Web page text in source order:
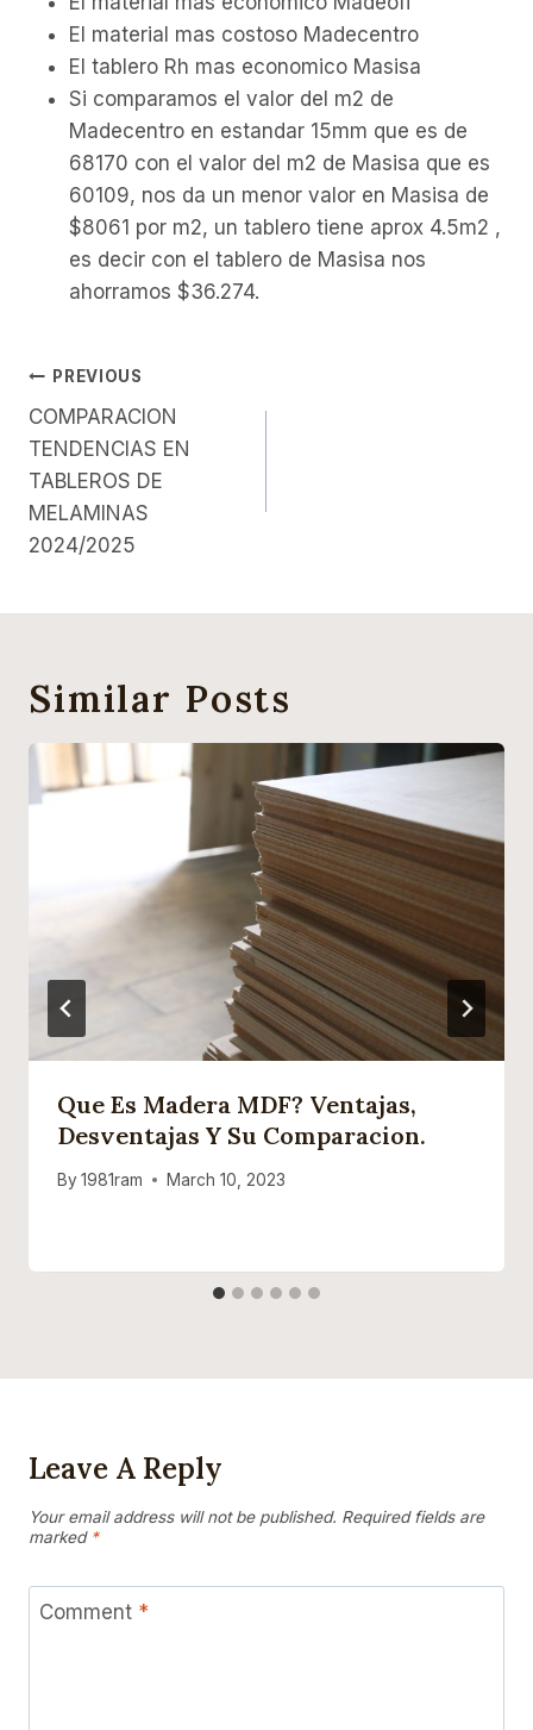
El material mas costoso Madecentro
El tablero Rh mas economico Masisa
Si comparamos el valor del m2 de
Madecentro en estandar 15mm que es de
68170 con el valor del m2 de Masisa que es
60109, nos da un menor valor en Masisa de
$8061 por m2, un tablero tiene aprox 4.5m2 ,
es decir con el tablero de Masisa nos
ahorramos $36.274.
Post
navigation
PREVIOUS
COMPARACION
TENDENCIAS EN
TABLEROS DE
MELAMINAS
2024/2025
Similar Posts
Que Es Madera MDF? Ventajas,
Desventajas Y Su Comparacion.
By 1981ram March 10, 2023
Leave A Reply
Your email address will not be published. Required fields are
marked *
Comment *